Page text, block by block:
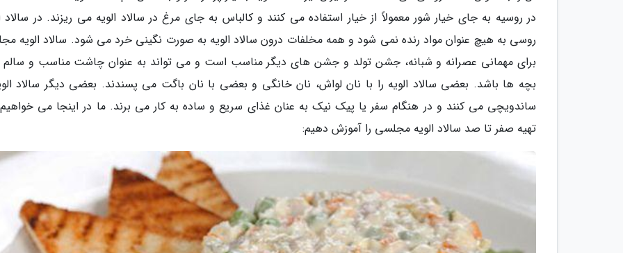
در روسیه به جای خیار شور معمولاً از خیار استفاده می کنند و کالباس به جای مرغ در سالاد الویه می ریزند. در سالاد
روسی به هیچ عنوان مواد رنده نمی شود و همه مخلفات درون سالاد الویه به صورت نگینی خرد می شود. سالاد الویه
برای مهمانی عصرانه و شبانه، جشن تولد و جشن های دیگر مناسب است و می تواند به عنوان چاشت مناسب و سالم
بچه ها باشد. بعضی سالاد الویه را با نان لواش، نان خانگی و بعضی با نان باگت می پسندند. بعضی دیگر سالاد
ساندویچی می کنند و در هنگام سفر یا پیک نیک به عنان غذای سریع و ساده به کار می برند. ما در اینجا می
تهیه صفر تا صد سالاد الویه مجلسی را آموزش دهیم: